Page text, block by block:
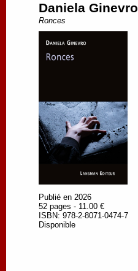
Daniela Ginevro
Ronces
Publié en 2026
52 pages - 11.00 €
ISBN: 978-2-8071-0474-7
Disponible